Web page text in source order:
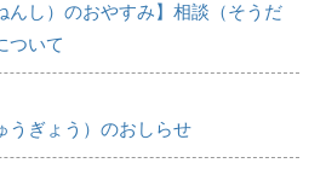
んし）のおやすみ】相談（そうだ
ついて
ぎょう）のおしらせ